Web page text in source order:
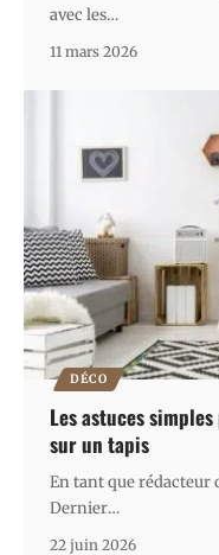
avec les…
11 mars 2026
DÉCO
Les astuces
sur un tapis
En tant que rédacteur
Dernier…
22 juin 2026